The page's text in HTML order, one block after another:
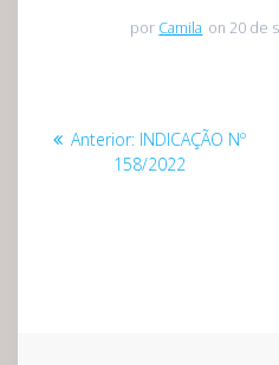
por Camila on 20 de
Navegação
Anterior: Post
anterior:
INDICAÇÃO Nº
158/2022